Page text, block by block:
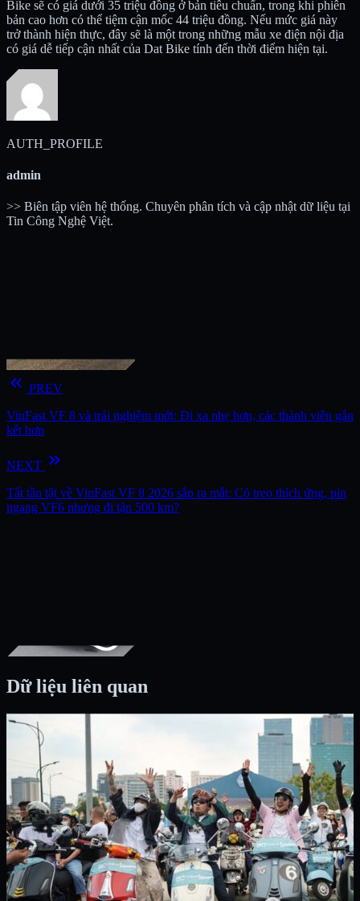
Bike sẽ có giá dưới 35 triệu đồng ở bản tiêu chuẩn, trong khi phiên
bản cao hơn có thể tiệm cận mốc 44 triệu đồng. Nếu mức giá này
trở thành hiện thực, đây sẽ là một trong những mẫu xe điện nội địa
có giá dễ tiếp cận nhất của Dat Bike tính đến thời điểm hiện tại.
AUTH_PROFILE
admin
>> Biên tập viên hệ thống. Chuyên phân tích và cập nhật dữ liệu tại
Tin Công Nghệ Việt.
keyboard_double_arrow_left PREV
VinFast VF 8 và trải nghiệm mới: Đi xa nhẹ hơn, các thành viên gắn
kết hơn
NEXT keyboard_double_arrow_right
Tất tần tật về VinFast VF 8 2026 sắp ra mắt: Có treo thích ứng, pin
ngang VF6 nhưng đi tận 500 km?
Dữ liệu liên quan